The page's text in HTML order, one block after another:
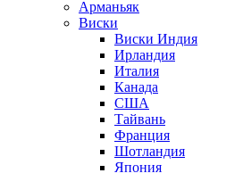
Арманьяк
Виски
Виски Индия
Ирландия
Италия
Канада
США
Тайвань
Франция
Шотландия
Япония